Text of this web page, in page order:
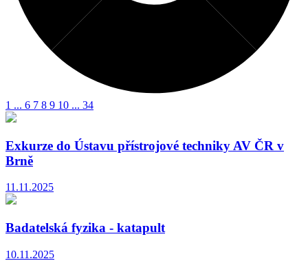
1 ... 6 7 8 9 10 ... 34
Exkurze do Ústavu přístrojové techniky AV ČR v
Brně
11.11.2025
Badatelská fyzika - katapult
10.11.2025